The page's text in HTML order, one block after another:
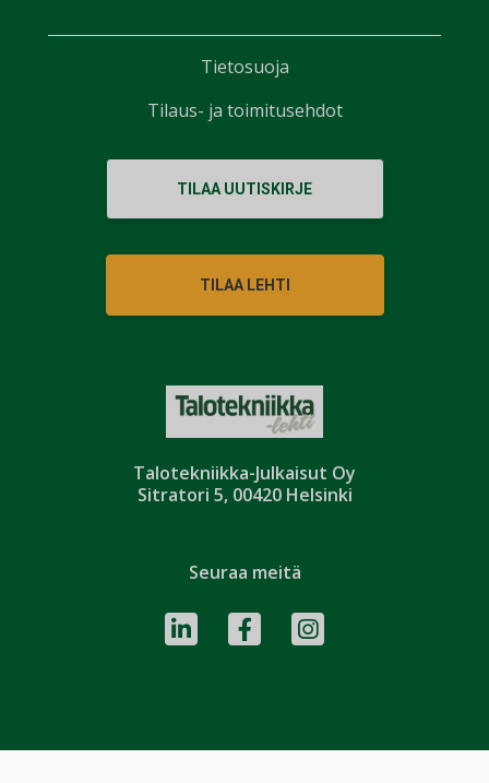
Talotekniikka-Julkaisut Oy
Sitratori 5, 00420 Helsinki
TILAA UUTISKIRJE
TILAA LEHTI
Seuraa meitä
Tietosuoja
Tilaus- ja toimitusehdot